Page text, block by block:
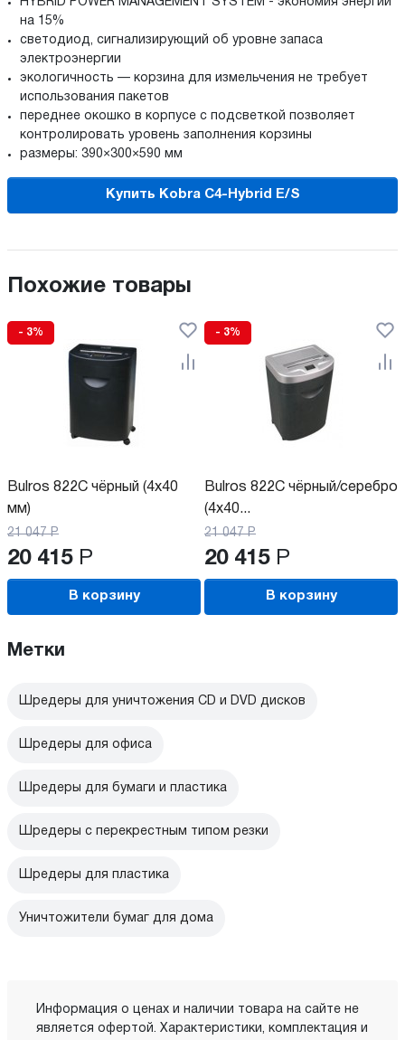
на 15%
светодиод, сигнализирующий об уровне запаса
электроэнергии
экологичность — корзина для измельчения не требует
использования пакетов
переднее окошко в корпусе с подсветкой позволяет
контролировать уровень заполнения корзины
размеры: 390×300×590 мм
Купить Kobra C4-Hybrid E/S
Похожие товары
- 3%
Bulros 822C чёрный (4x40
мм)
21 047 Р
20 415 Р
В корзину
- 3%
Bulros 822C чёрный/серебро
(4x40...
21 047 Р
20 415 Р
В корзину
Метки
Шредеры для уничтожения CD и DVD дисков
Шредеры для офиса
Шредеры для бумаги и пластика
Шредеры с перекрестным типом резки
Шредеры для пластика
Уничтожители бумаг для дома
Информация о ценах и наличии товара на сайте не
является офертой. Характеристики, комплектация и